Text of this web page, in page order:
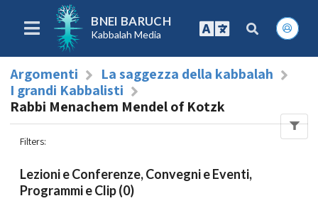
BNEI BARUCH
Kabbalah Media
Argomenti
La saggezza della kabbalah
I grandi Kabbalisti
Rabbi Menachem Mendel of Kotzk
Filters:
Lezioni e Conferenze, Convegni e Eventi,
Programmi e Clip (0)